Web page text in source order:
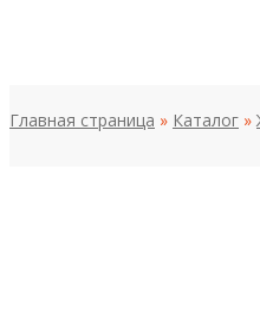
Главная страница » Каталог »